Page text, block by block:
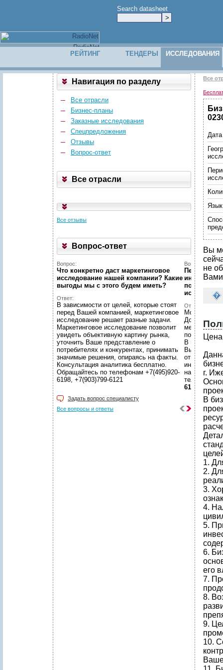
Search datasheet
РЕЙТИНГ ТЕНДЕРЫ ИССЛЕДОВАНИЯ
Навигация по разделу
Все отрасли
Бизнес-планы
Заказные исследования
Спецпредложения
Отзывы
Вопрос-ответ
Все отрасли
Все отзывы
Вопрос-ответ
Вопрос:
Что конкретно даст маркетинговое
исследование нашей компании? Какие
выгоды мы c этого будем иметь?
Ответ:
В зависимости от целей, которые стоят
перед Вашей компанией, маркетинговое
исследование решает разные задачи.
Маркетинговое исследование позволит
увидеть объективную картину рынка,
уточнить Ваше представление о
потребителях и конкурентах, принимать
значимые решения, опираясь на факты.
Консультация аналитика бесплатно.
Обращайтесь по телефонам +7(495)920-
6198, +7(903)799-6121
Вопрос:
Первый раз
интернет...
Ответ:
Можно! Мы
менеджером
подготовят
В нашем
Вы сможете
находится
телефонам
6121
Задать вопрос специалисту
Все вопросы и ответы
Все
Вы
не
г.
В
1.
2.
3.
4.
5.
6.
его
7.
8.
9.
10.